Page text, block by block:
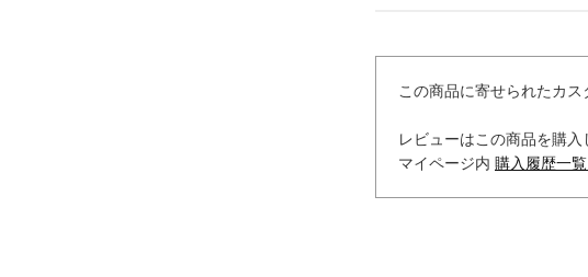
この商品に寄せられたカス
レビューはこの商品を購
マイページ内 購入履歴一覧